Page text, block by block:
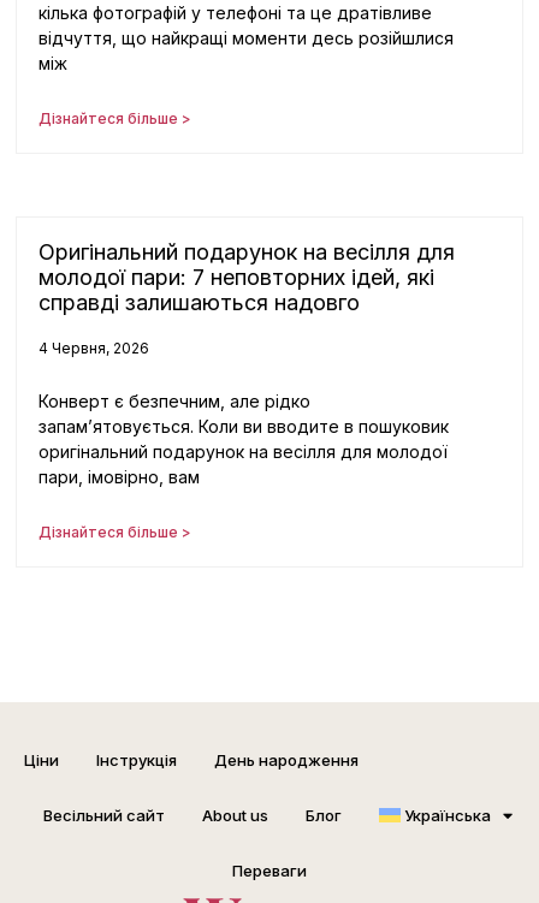
кілька фотографій у телефоні та це дратівливе
відчуття, що найкращі моменти десь розійшлися
між
Дізнайтеся більше >
Оригінальний подарунок на весілля для
молодої пари: 7 неповторних ідей, які
справді залишаються надовго
4 Червня, 2026
Конверт є безпечним, але рідко
запам’ятовується. Коли ви вводите в пошуковик
оригінальний подарунок на весілля для молодої
пари, імовірно, вам
Дізнайтеся більше >
Ціни Інструкція День народження
Весільний сайт About us Блог Українська
Переваги